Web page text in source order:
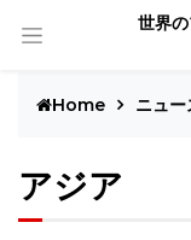
世界
Home ニュー
アジア